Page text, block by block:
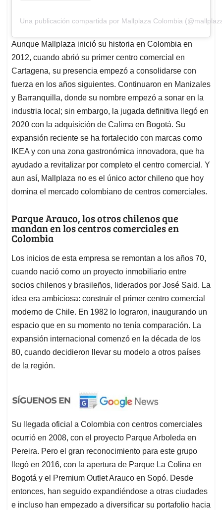
Una publicación compartida por Mallplaza Colombia
Aunque Mallplaza inició su historia en Colombia en
2012, cuando abrió su primer centro comercial en
Cartagena, su presencia empezó a consolidarse con
fuerza en los años siguientes. Continuaron en Manizales
y Barranquilla, donde su nombre empezó a sonar en la
industria local; sin embargo, la jugada definitiva llegó en
2020 con la adquisición de Calima en Bogotá. Su
expansión reciente se ha fortalecido con marcas como
IKEA y con una zona gastronómica innovadora, que ha
ayudado a revitalizar por completo el centro comercial. Y
aun así, Mallplaza no es el único actor chileno que hoy
domina el mercado colombiano de centros comerciales.
Parque Arauco, los otros chilenos que
mandan en los centros comerciales en
Colombia
Los inicios de esta empresa se remontan a los años 70,
cuando nació como un proyecto inmobiliario entre
socios chilenos y brasileños, liderados por José Said. La
idea era ambiciosa: construir el primer centro comercial
moderno de Chile. En 1982 lo lograron, inaugurando un
espacio que en su momento no tenía comparación. La
expansión internacional comenzó en la década de los
80, cuando decidieron llevar su modelo a otros países
de la región.
Su llegada oficial a Colombia con centros comerciales
ocurrió en 2008, con el proyecto Parque Arboleda en
Pereira. Pero el gran reconocimiento para este grupo
llegó en 2016, con la apertura de Parque La Colina en
Bogotá y el Premium Outlet Arauco en Sopó. Desde
entonces, han seguido expandiéndose a otras ciudades
e incluso han empezado a diversificar su portafolio hacia